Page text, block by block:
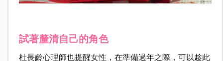
試著釐清自己的角色
杜長齡心理師也提醒女性，在準備過年之際，可以趁此